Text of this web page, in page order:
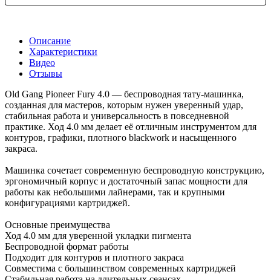
Описание
Характеристики
Видео
Отзывы
Old Gang Pioneer Fury 4.0 — беспроводная тату-машинка,
созданная для мастеров, которым нужен уверенный удар,
стабильная работа и универсальность в повседневной
практике. Ход 4.0 мм делает её отличным инструментом для
контуров, графики, плотного blackwork и насыщенного
закраса.
Машинка сочетает современную беспроводную конструкцию,
эргономичный корпус и достаточный запас мощности для
работы как небольшими лайнерами, так и крупными
конфигурациями картриджей.
Основные преимущества
Ход 4.0 мм для уверенной укладки пигмента
Беспроводной формат работы
Подходит для контуров и плотного закраса
Совместима с большинством современных картриджей